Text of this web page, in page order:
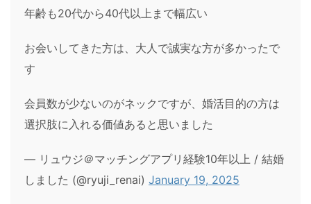
年齢も20代から40代以上まで幅広い
お会いしてきた方は、大人で誠実な方が多かったで
す
会員数が少ないのがネックですが、婚活目的の方は
選択肢に入れる価値あると思いました
— リュウジ＠マッチングアプリ経験10年以上 / 結婚
しました (@ryuji_renai) January 19, 2025